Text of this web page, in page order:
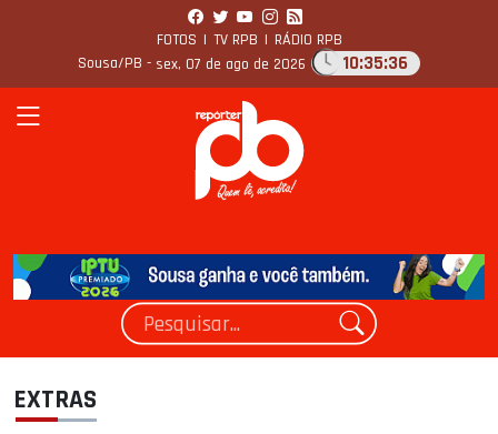
FOTOS | TV RPB | RÁDIO RPB
Sousa/PB - sex, 07 de ago de 2026 10:35:36
EXTRAS